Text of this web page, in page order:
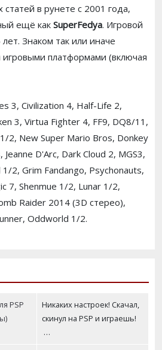
статей в рунете с 2001 года,
ещё как SuperFedya. Игровой
Знаком так или иначе
игровыми платформами (включая
3, Civilization 4, Half-Life 2,
3, Virtua Fighter 4, FF9, DQ8/11,
2, New Super Mario Bros, Donkey
D'Arc, Dark Cloud 2, MGS3,
2, Grim Fandango, Psychonauts,
7, Shenmue 1/2, Lunar 1/2,
Raider 2014 (3D стерео),
Oddworld 1/2.
PSP
Никаких настроек! Скачал,
скинул на PSP и играешь!
…